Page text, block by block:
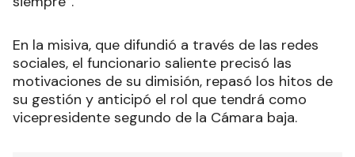
En la misiva, que difundió a través de las redes
sociales, el funcionario saliente precisó las
motivaciones de su dimisión, repasó los hitos de
su gestión y anticipó el rol que tendrá como
vicepresidente segundo de la Cámara baja.